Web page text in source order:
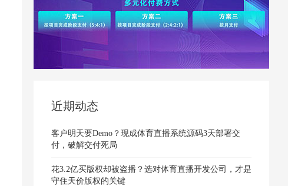
近期动态
客户明天要Demo？现成体育直播系统源码3天部署交
付，破解交付死局
花3.2亿买版权却被盗播？选对体育直播开发公司，才是
守住天价版权的关键